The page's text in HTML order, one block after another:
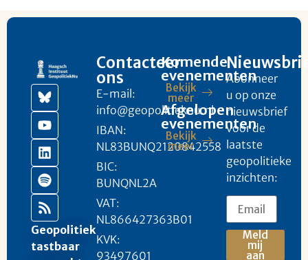
Geopolitiek
tastbaar
Contacteer
ons
E-mail:
info@geopolitieknu.nl
IBAN:
NL83BUNQ2120842558
BIC:
BUNQNL2A
VAT:
NL866427363B01
KVK:
93497601
Komende
evenementen
Bekijk
meer
Afgelopen
evenementen
Bekijk
meer
Abonneer
u op onze
nieuwsbrief
voor de
laatste
geopolitieke
inzichten:
Meld
mij
aan